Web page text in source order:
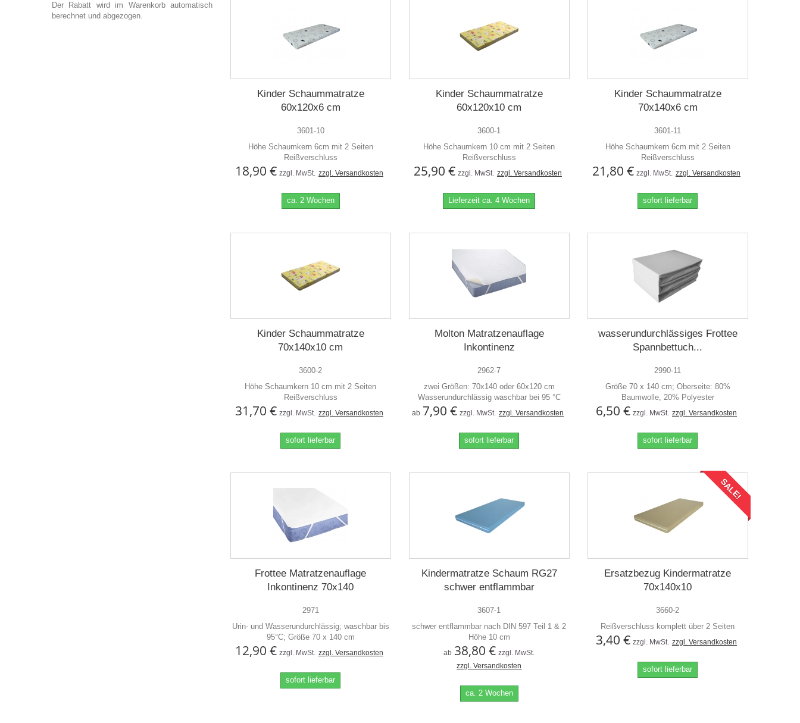
Der Rabatt wird im Warenkorb automatisch
berechnet und abgezogen.
Kinder Schaummatratze
60x120x6 cm
3601-10
Höhe Schaumkern 6cm mit 2 Seiten
Reißverschluss
18,90 € zzgl. MwSt. zzgl. Versandkosten
ca. 2 Wochen
Kinder Schaummatratze
60x120x10 cm
3600-1
Höhe Schaumkern 10 cm mit 2 Seiten
Reißverschluss
25,90 € zzgl. MwSt. zzgl. Versandkosten
Lieferzeit ca. 4 Wochen
Kinder Schaummatratze
70x140x6 cm
3601-11
Höhe Schaumkern 6cm mit 2 Seiten
Reißverschluss
21,80 € zzgl. MwSt. zzgl. Versandkosten
sofort lieferbar
Kinder Schaummatratze
70x140x10 cm
3600-2
Höhe Schaumkern 10 cm mit 2 Seiten
Reißverschluss
31,70 € zzgl. MwSt. zzgl. Versandkosten
sofort lieferbar
Molton Matratzenauflage
Inkontinenz
2962-7
zwei Größen: 70x140 oder 60x120 cm
Wasserundurchlässig waschbar bei 95 °C
ab 7,90 € zzgl. MwSt. zzgl. Versandkosten
sofort lieferbar
wasserundurchlässiges Frottee
Spannbettuch...
2990-11
Größe 70 x 140 cm; Oberseite: 80%
Baumwolle, 20% Polyester
6,50 € zzgl. MwSt. zzgl. Versandkosten
sofort lieferbar
Frottee Matratzenauflage
Inkontinenz 70x140
2971
Urin- und Wasserundurchlässig; waschbar bis
95°C; Größe 70 x 140 cm
12,90 € zzgl. MwSt. zzgl. Versandkosten
sofort lieferbar
Kindermatratze Schaum RG27
schwer entflammbar
3607-1
schwer entflammbar nach DIN 597 Teil 1 & 2
Höhe 10 cm
ab 38,80 € zzgl. MwSt.
zzgl. Versandkosten
ca. 2 Wochen
SALE!
Ersatzbezug Kindermatratze
70x140x10
3660-2
Reißverschluss komplett über 2 Seiten
3,40 € zzgl. MwSt. zzgl. Versandkosten
sofort lieferbar